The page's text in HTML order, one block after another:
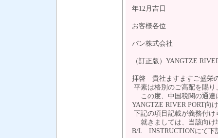
年12月吉日
お客様各位
パン株式会社
（訂正版）YANGTZE
拝啓 貴社ますますご盛栄
平素は格別のご高配を賜
この度、中国税関の通達
YANGTZE RIVER PORT向
下記の項目記載が義務付け
就きましては、当該向け
B/L INSTRUCTIONにて下